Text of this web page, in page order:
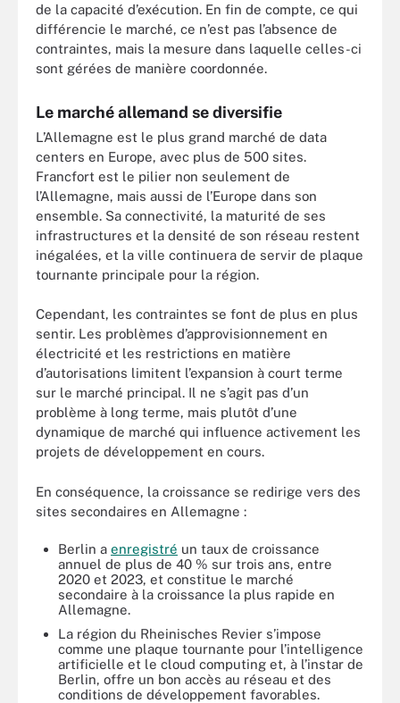
de la capacité d’exécution. En fin de compte, ce qui
différencie le marché, ce n’est pas l’absence de
contraintes, mais la mesure dans laquelle celles-ci
sont gérées de manière coordonnée.
Le marché allemand se diversifie
L’Allemagne est le plus grand marché de data
centers en Europe, avec plus de 500 sites.
Francfort est le pilier non seulement de
l’Allemagne, mais aussi de l’Europe dans son
ensemble. Sa connectivité, la maturité de ses
infrastructures et la densité de son réseau restent
inégalées, et la ville continuera de servir de plaque
tournante principale pour la région.
Cependant, les contraintes se font de plus en plus
sentir. Les problèmes d’approvisionnement en
électricité et les restrictions en matière
d’autorisations limitent l’expansion à court terme
sur le marché principal. Il ne s’agit pas d’un
problème à long terme, mais plutôt d’une
dynamique de marché qui influence activement les
projets de développement en cours.
En conséquence, la croissance se redirige vers des
sites secondaires en Allemagne :
Berlin a enregistré un taux de croissance
annuel de plus de 40 % sur trois ans, entre
2020 et 2023, et constitue le marché
secondaire à la croissance la plus rapide en
Allemagne.
La région du Rheinisches Revier s’impose
comme une plaque tournante pour l’intelligence
artificielle et le cloud computing et, à l’instar de
Berlin, offre un bon accès au réseau et des
conditions de développement favorables.